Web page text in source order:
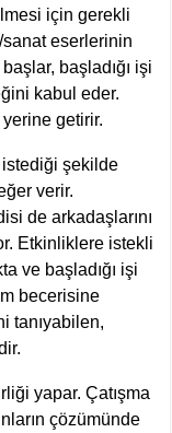
için gerekli
sanat eserlerinin
başladığı işi
kabul eder.
yerine getirir.
istediği şekilde
verir.
de arkadaşlarını
Etkinliklere istekli
ve başladığı işi
becerisine
tanıyabilen,
yapar. Çatışma
çözümünde